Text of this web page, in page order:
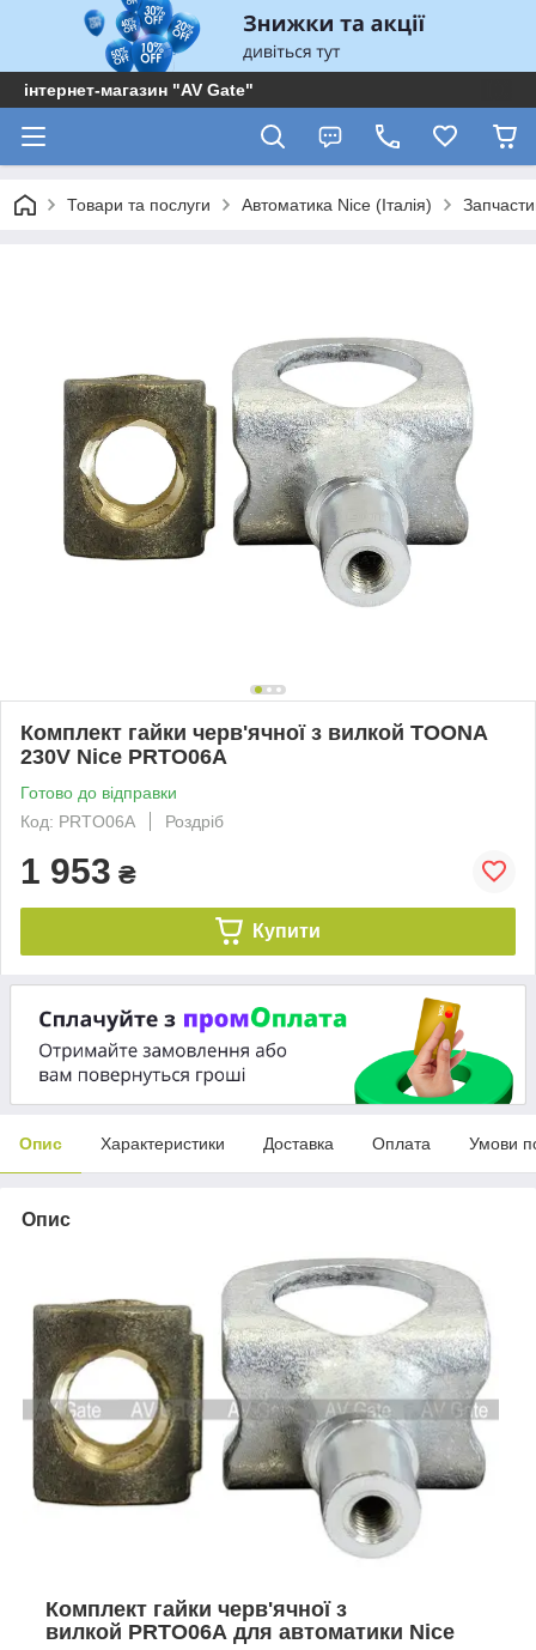
інтернет-магазин "AV Gate"
Товари та послуги Автоматика Nice (Італія)
Комплект гайки черв'ячної з вилкой TOONA
230V Nice PRTO06A
Готово до відправки
Код: PRTO06A
Роздріб
1 953 ₴
Купити
Опис Характеристики Доставка Оплата Умови
Опис
Комплект гайки черв'ячної з
вилкой PRTO06A для автоматики Nice